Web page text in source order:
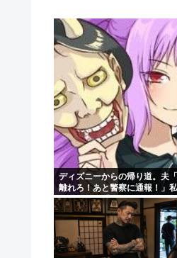
【祝】日本政府、東京大
【速報】デジモン、なぜ
西武・児玉亮涼が1軍合
【悲報】 メディアが使う
【朗報】メンヘラ女の子
「玉城デニー知事を支え
【画像】セブンイレブン
神『あなたは死にました
(ヽ´ん`)◀「身寄りなし、
ディズニーからの帰り道。夫
離れろ！あと警察に通報！」
て！」駅員「どうしました！
モナイことに…